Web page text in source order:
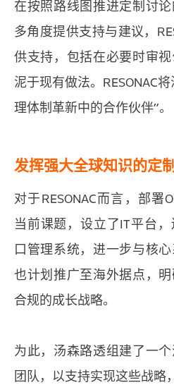
在按照路线图推进定制讨
多角度提供支持与建议，
供支持，包括在必要时审
泥于现有做法。RESONAC
理体制革新中的合作伙伴”。
发挥强大全球知识的定
对于RESONAC而言，部署
当前课题，设立了IT平台
口管理系统，进一步与核
也计划推广至海外据点，
合规的成长战略。
为此，汤森路透组建了一
团队，以支持实现这些战略